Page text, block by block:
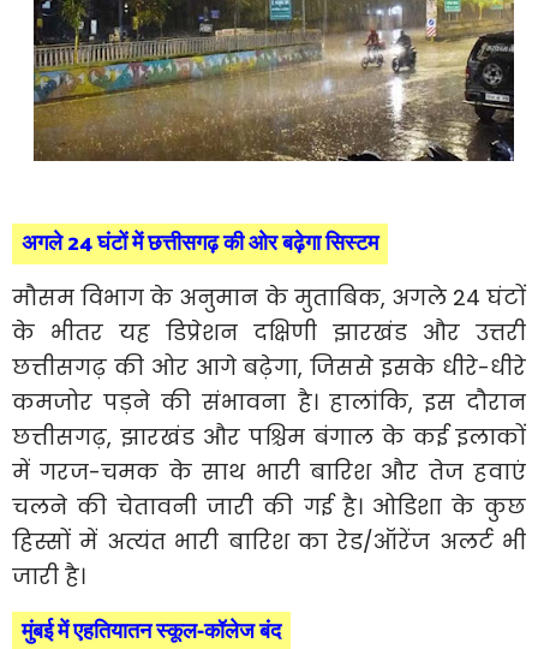
अगले 24 घंटों में छत्तीसगढ़ की ओर बढ़ेगा सिस्टम
मौसम विभाग के अनुमान के मुताबिक, अगले 24 घंटों
के भीतर यह डिप्रेशन दक्षिणी झारखंड और उत्तरी
छत्तीसगढ़ की ओर आगे बढ़ेगा, जिससे इसके धीरे-धीरे
कमजोर पड़ने की संभावना है। हालांकि, इस दौरान
छत्तीसगढ़, झारखंड और पश्चिम बंगाल के कई इलाकों
में गरज-चमक के साथ भारी बारिश और तेज हवाएं
चलने की चेतावनी जारी की गई है। ओडिशा के कुछ
हिस्सों में अत्यंत भारी बारिश का रेड/ऑरेंज अलर्ट भी
जारी है।
मुंबई में एहतियातन स्कूल-कॉलेज बंद